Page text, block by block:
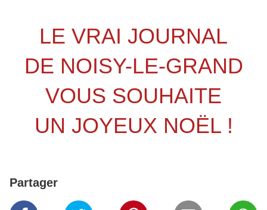
LE VRAI JOURNAL
DE NOISY-LE-GRAND
VOUS SOUHAITE
UN JOYEUX NOËL !
Partager